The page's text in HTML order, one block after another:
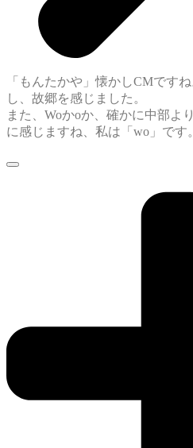
「もんたかや」懐かしCMです
し、故郷を感じました。
また、Woかoか、確かに中部よ
に感じますね、私は「wo」です。